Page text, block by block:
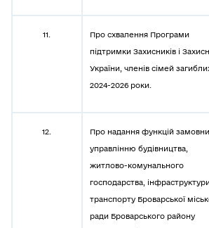
11.
Про схвалення Програми
підтримки Захисників і
України, членів сімей
2024-2026 роки.
12.
Про надання функцій
управлінню будівництва,
житлово-комунального
господарства,
транспорту Броварської
ради Броварського району